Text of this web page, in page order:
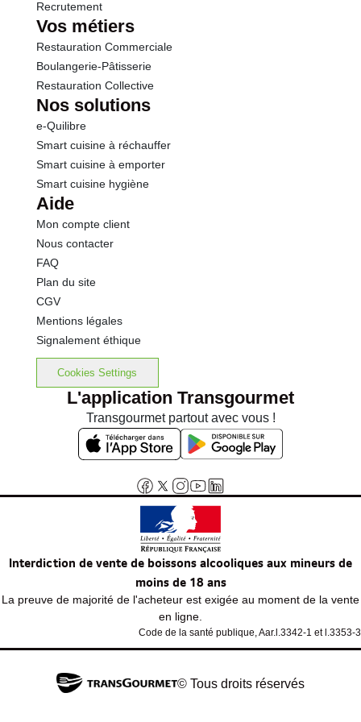
Recrutement
Vos métiers
Restauration Commerciale
Boulangerie-Pâtisserie
Restauration Collective
Nos solutions
e-Quilibre
Smart cuisine à réchauffer
Smart cuisine à emporter
Smart cuisine hygiène
Aide
Mon compte client
Nous contacter
FAQ
Plan du site
CGV
Mentions légales
Signalement éthique
Cookies Settings
L'application Transgourmet
Transgourmet partout avec vous !
Interdiction de vente de boissons alcooliques aux mineurs de
moins de 18 ans
La preuve de majorité de l'acheteur est exigée au moment de la vente
en ligne.
Code de la santé publique, Aar.l.3342-1 et l.3353-3
© Tous droits réservés